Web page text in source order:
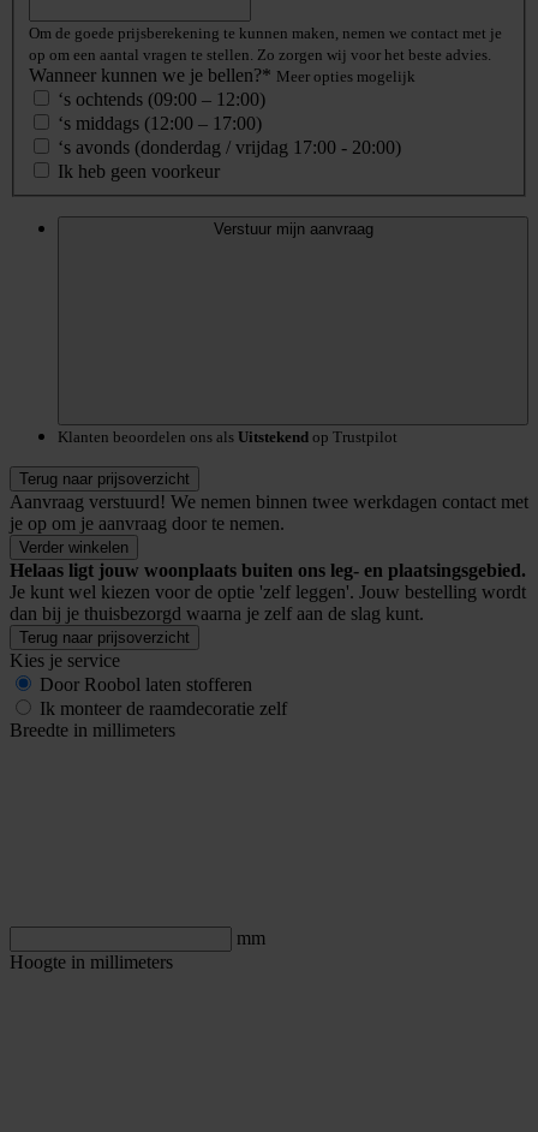
Om de goede prijsberekening te kunnen maken, nemen we contact met je
op om een aantal vragen te stellen. Zo zorgen wij voor het beste advies.
Wanneer kunnen we je bellen?* Meer opties mogelijk
‘s ochtends (09:00 – 12:00)
‘s middags (12:00 – 17:00)
‘s avonds (donderdag / vrijdag 17:00 - 20:00)
Ik heb geen voorkeur
Verstuur mijn aanvraag
Klanten beoordelen ons als Uitstekend op Trustpilot
Terug naar prijsoverzicht
Aanvraag verstuurd! We nemen binnen twee werkdagen contact met
je op om je aanvraag door te nemen.
Verder winkelen
Helaas ligt jouw woonplaats buiten ons leg- en plaatsingsgebied.
Je kunt wel kiezen voor de optie 'zelf leggen'. Jouw bestelling wordt
dan bij je thuisbezorgd waarna je zelf aan de slag kunt.
Terug naar prijsoverzicht
Kies je service
Door Roobol laten stofferen
Ik monteer de raamdecoratie zelf
Breedte in millimeters
mm
Hoogte in millimeters